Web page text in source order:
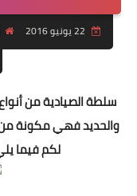
سلطة الصيادية من
والحديد فهي مكونة
لكم فيما